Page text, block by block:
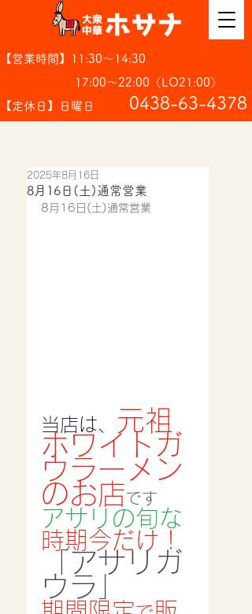
【営業時間】11:30～14:30
17:00～22:00（LO21:00）
【定休日】日曜日
​0438-63-4378
8月16日(土)通常営業
2025年8月16日
8月16日(土)通常営業
当店は、 元祖
ホワイトガ
ウラーメン
のお店です
アサリの旬な
時期今だけ！
「アサリガ
ウラ」